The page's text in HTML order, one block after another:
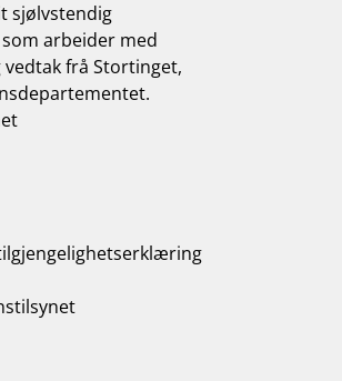
sjølvstendig
arbeider med
frå Stortinget,